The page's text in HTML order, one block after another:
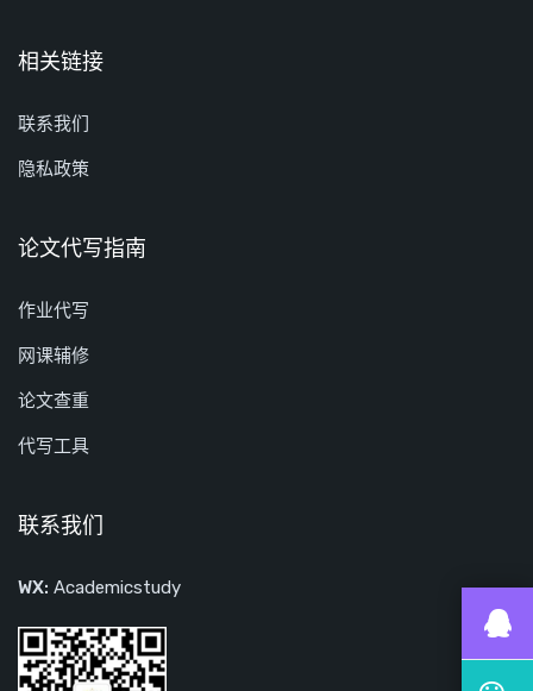
相关链接
联系我们
隐私政策
论文代写指南
作业代写
网课辅修
论文查重
代写工具
联系我们
WX: Academicstudy